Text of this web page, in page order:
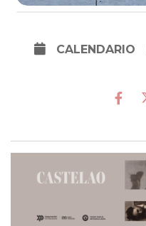
CALENDARIO